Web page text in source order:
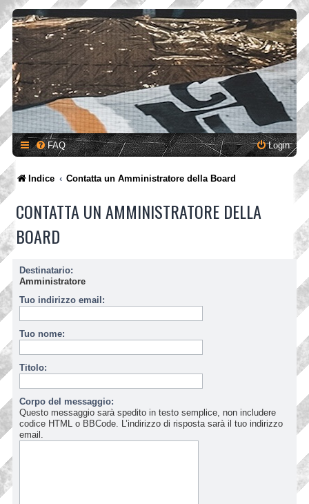
FAQ Login
Indice Contatta un Amministratore della Board
CONTATTA UN AMMINISTRATORE DELLA
BOARD
Destinatario:
Amministratore
Tuo indirizzo email:
Tuo nome:
Titolo:
Corpo del messaggio:
Questo messaggio sarà spedito in testo semplice, non includere
codice HTML o BBCode. L’indirizzo di risposta sarà il tuo indirizzo
email.